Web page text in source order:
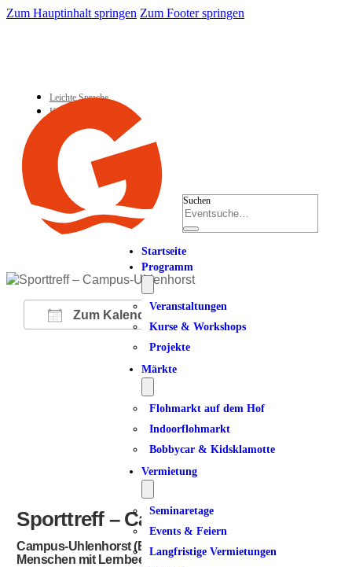
Zum Hauptinhalt springen Zum Footer springen
Leichte Sprache
Kontakt
Suchen
Startseite
Programm
Veranstaltungen
Kurse & Workshops
Projekte
Märkte
Flohmarkt auf dem Hof
Indoorflohmarkt
Bobbycar & Kidsklamotte
Vermietung
Seminaretage
Events & Feiern
Langfristige Vermietungen
Zum Kalender hinzufügen
ICS herunterladen
Google Kalender
iCalendarOffice 365
Sporttreff – Campus-Uhlenhorst
Campus-Uhlenhorst (Bildungseinrichtung für
Menschen mit Lernbeeinträchtigungen)